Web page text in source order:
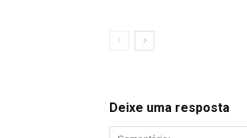
Deixe uma resposta